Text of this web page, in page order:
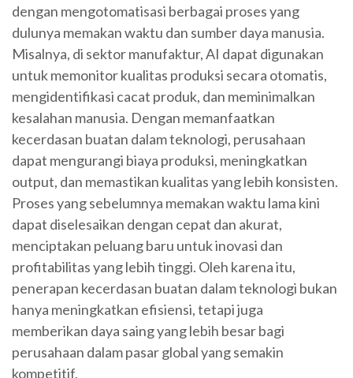
dengan mengotomatisasi berbagai proses yang
dulunya memakan waktu dan sumber daya manusia.
Misalnya, di sektor manufaktur, AI dapat digunakan
untuk memonitor kualitas produksi secara otomatis,
mengidentifikasi cacat produk, dan meminimalkan
kesalahan manusia. Dengan memanfaatkan
kecerdasan buatan dalam teknologi, perusahaan
dapat mengurangi biaya produksi, meningkatkan
output, dan memastikan kualitas yang lebih konsisten.
Proses yang sebelumnya memakan waktu lama kini
dapat diselesaikan dengan cepat dan akurat,
menciptakan peluang baru untuk inovasi dan
profitabilitas yang lebih tinggi. Oleh karena itu,
penerapan kecerdasan buatan dalam teknologi bukan
hanya meningkatkan efisiensi, tetapi juga
memberikan daya saing yang lebih besar bagi
perusahaan dalam pasar global yang semakin
kompetitif.